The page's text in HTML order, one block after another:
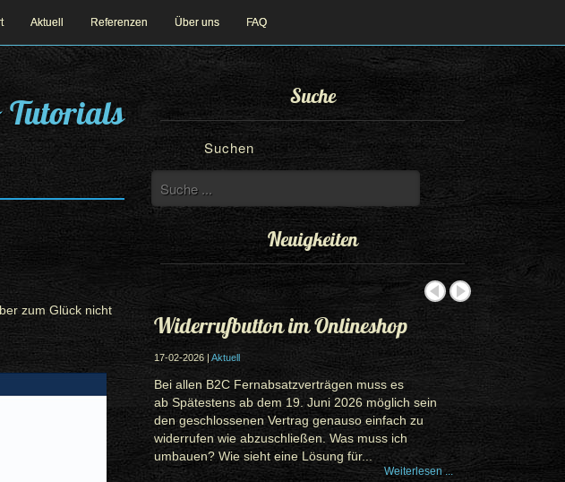
Aktuell Referenzen Über uns FAQ
Tutorials
zum Glück nicht
Suche
Suchen
Neuigkeiten
Widerrufbutton im Onlineshop
17-02-2026 | Aktuell
Bei allen B2C Fernabsatzverträgen muss es
ab Spätestens ab dem 19. Juni 2026 möglich sein
den geschlossenen Vertrag genauso einfach zu
widerrufen wie abzuschließen. Was muss ich
umbauen? Wie sieht eine Lösung für...
Weiterlesen ...